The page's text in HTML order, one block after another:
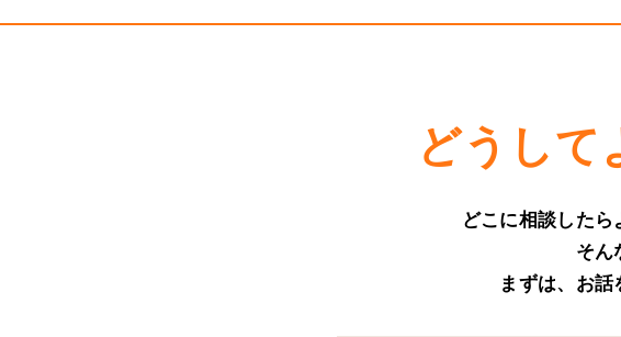
どうして
どこに相談したら
そん
まずは、お